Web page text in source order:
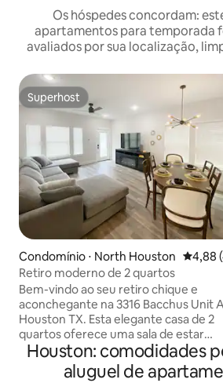
Os hóspedes concordam:
apartamentos para temporada
avaliados por sua localização,
Superhost
Superhost
Condomínio ⋅ North Houston 4,88
4,88
Retiro moderno de 2 quartos
Bem-vindo ao seu retiro chique e
aconchegante na 3316 Bacchus Unit
Houston TX. Esta elegante casa de 2
quartos oferece uma sala de estar
moderna, cozinha totalmente
camas confortáveis e um banheiro
moderno. Perfeitamente localizada,
Houston: comodidades
aluguel de